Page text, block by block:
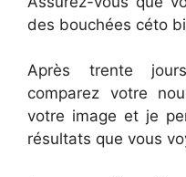
des bouchées céto
Après trente
comparez votre
votre image et je
résultats que vous